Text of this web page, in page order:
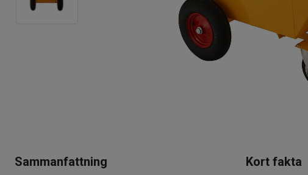
Sammanfattning Kort fakta